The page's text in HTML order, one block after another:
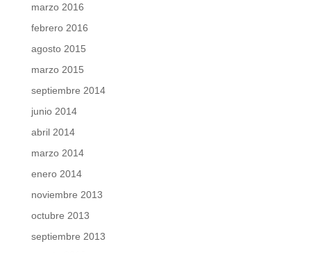
marzo 2016
febrero 2016
agosto 2015
marzo 2015
septiembre 2014
junio 2014
abril 2014
marzo 2014
enero 2014
noviembre 2013
octubre 2013
septiembre 2013